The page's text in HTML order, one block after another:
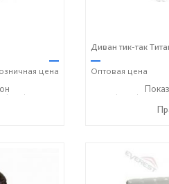
—
цена
(800) 600-72-93
Диван тик-так
—
Оптовая цена
+7 (3812) 90-